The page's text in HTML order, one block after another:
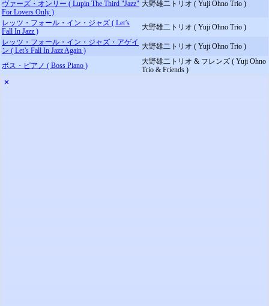
ヴァーズ・オンリー ( Lupin The Third "Jazz"
For Lovers Only )
大野雄二トリオ ( Yuji Ohno Trio )
レッツ・フォール・イン・ジャズ ( Let’s
Fall In Jazz )
大野雄二トリオ ( Yuji Ohno Trio )
レッツ・フォール・イン・ジャズ・アゲイ
ン ( Let’s Fall In Jazz Again )
大野雄二トリオ ( Yuji Ohno Trio )
ボス・ピアノ ( Boss Piano )
大野雄二トリオ & フレンズ ( Yuji Ohno
Trio & Friends )
✕